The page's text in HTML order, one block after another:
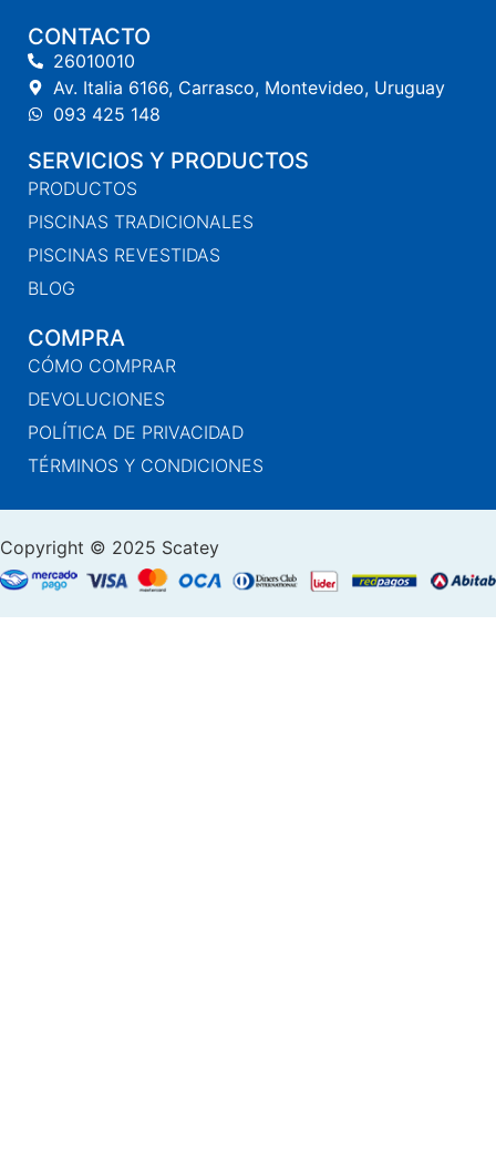
CONTACTO
26010010
Av. Italia 6166, Carrasco, Montevideo, Uruguay
093 425 148
SERVICIOS Y PRODUCTOS
PRODUCTOS
PISCINAS TRADICIONALES
PISCINAS REVESTIDAS
BLOG
COMPRA
CÓMO COMPRAR
DEVOLUCIONES
POLÍTICA DE PRIVACIDAD
TÉRMINOS Y CONDICIONES
Copyright © 2025 Scatey